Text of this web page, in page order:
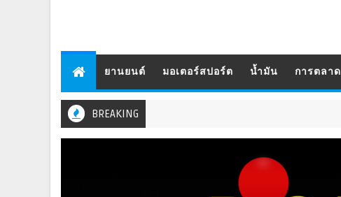
ยานยนต์ มอเตอร์สปอร์ต น้ำมัน การตลาด
BREAKING